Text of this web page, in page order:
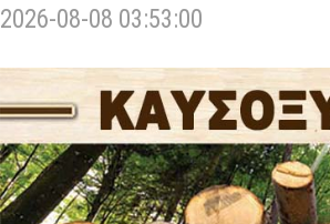
2026-08-08 03:53:00